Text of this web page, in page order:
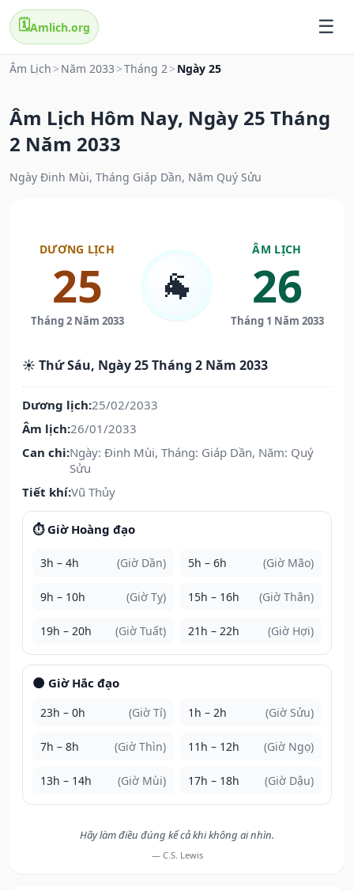
🗓️Amlich.org
Âm Lịch > Năm 2033 >Tháng 2> Ngày 25
Âm Lịch Hôm Nay, Ngày 25 Tháng
2 Năm 2033
Ngày Đinh Mùi, Tháng Giáp Dần, Năm Quý Sửu
DƯƠNG LỊCH
25
Tháng 2 Năm 2033
🐐
ÂM LỊCH
26
Tháng 1 Năm 2033
☀️ Thứ Sáu, Ngày 25 Tháng 2 Năm 2033
Dương lịch:25/02/2033
Âm lịch:26/01/2033
Can chi:Ngày: Đinh Mùi, Tháng: Giáp Dần, Năm: Quý
Sửu
Tiết khí:Vũ Thủy
⏱️ Giờ Hoàng đạo
3h – 4h (Giờ Dần) 5h – 6h (Giờ Mão)
9h – 10h (Giờ Tỵ) 15h – 16h (Giờ Thân)
19h – 20h (Giờ Tuất) 21h – 22h (Giờ Hợi)
🌑 Giờ Hắc đạo
23h – 0h (Giờ Tí) 1h – 2h (Giờ Sửu)
7h – 8h (Giờ Thìn) 11h – 12h (Giờ Ngọ)
13h – 14h (Giờ Mùi) 17h – 18h (Giờ Dậu)
Hãy làm điều đúng kể cả khi không ai nhìn.
— C.S. Lewis